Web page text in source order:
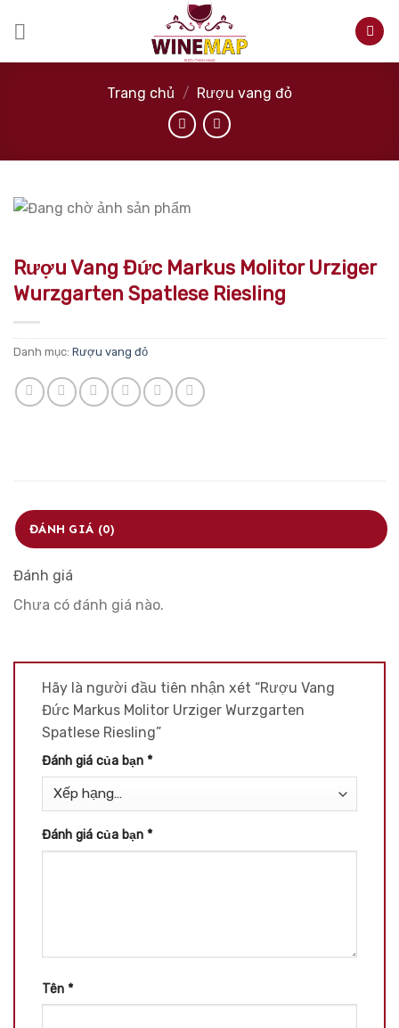
Trang chủ / Rượu vang đỏ
Rượu Vang Đức Markus Molitor Urziger
Wurzgarten Spatlese Riesling
Danh mục: Rượu vang đỏ
ĐÁNH GIÁ (0)
Đánh giá
Chưa có đánh giá nào.
Hãy là người đầu tiên nhận xét “Rượu Vang
Đức Markus Molitor Urziger Wurzgarten
Spatlese Riesling”
Đánh giá của bạn *
Đánh giá của bạn *
Tên *